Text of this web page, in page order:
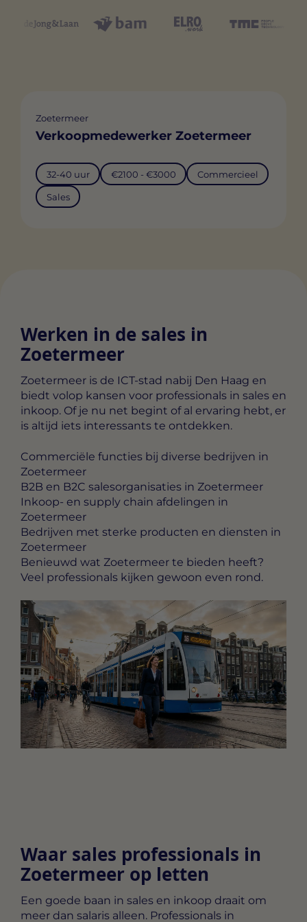
Zoetermeer
Verkoopmedewerker Zoetermeer
32-40 uur €2100 - €3000 Commercieel
Sales
Werken in de sales in
Zoetermeer
Zoetermeer is de ICT-stad nabij Den Haag en
biedt volop kansen voor professionals in sales en
inkoop. Of je nu net begint of al ervaring hebt, er
is altijd iets interessants te ontdekken.
Commerciële functies bij diverse bedrijven in
Zoetermeer
B2B en B2C salesorganisaties in Zoetermeer
Inkoop- en supply chain afdelingen in
Zoetermeer
Bedrijven met sterke producten en diensten in
Zoetermeer
Benieuwd wat Zoetermeer te bieden heeft?
Veel professionals kijken gewoon even rond.
Waar sales professionals in
Zoetermeer op letten
Een goede baan in sales en inkoop draait om
meer dan salaris alleen. Professionals in